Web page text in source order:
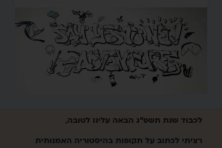
לכבוד שנת תשפ"ג הבאה עלינו לטובה,
רציתי לכתוב על תקופות בהיסטוריה האמנותית